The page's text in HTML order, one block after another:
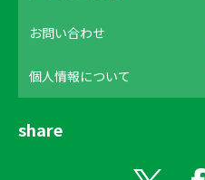
お問い合わせ
個人情報について
share